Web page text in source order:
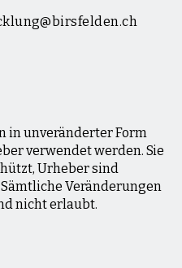
Visualisierungen:
in unveränderter Form
verwendet werden. Sie
Urheber sind
Veränderungen
nicht erlaubt.